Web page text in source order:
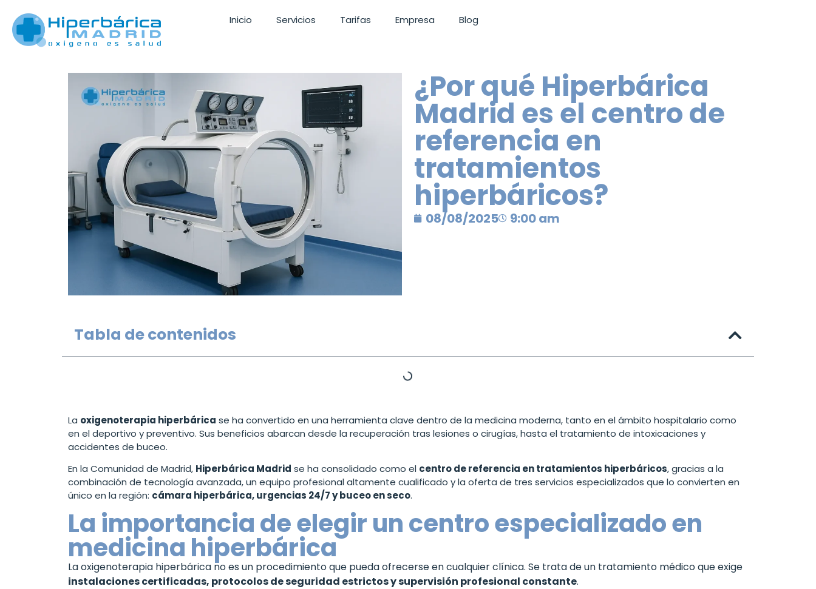
Inicio Servicios Tarifas Empresa Blog
¿Por qué Hiperbárica
Madrid es el centro de
referencia en
tratamientos
hiperbáricos?
08/08/2025 9:00 am
Tabla de contenidos
La oxigenoterapia hiperbárica se ha convertido en una herramienta clave dentro de la medicina moderna, tanto en el ámbito hospitalario como
en el deportivo y preventivo. Sus beneficios abarcan desde la recuperación tras lesiones o cirugías, hasta el tratamiento de intoxicaciones y
accidentes de buceo.
En la Comunidad de Madrid, Hiperbárica Madrid se ha consolidado como el centro de referencia en tratamientos hiperbáricos, gracias a la
combinación de tecnología avanzada, un equipo profesional altamente cualificado y la oferta de tres servicios especializados que lo convierten en
único en la región: cámara hiperbárica, urgencias 24/7 y buceo en seco.
La importancia de elegir un centro especializado en
medicina hiperbárica
La oxigenoterapia hiperbárica no es un procedimiento que pueda ofrecerse en cualquier clínica. Se trata de un tratamiento médico que exige
instalaciones certificadas, protocolos de seguridad estrictos y supervisión profesional constante.